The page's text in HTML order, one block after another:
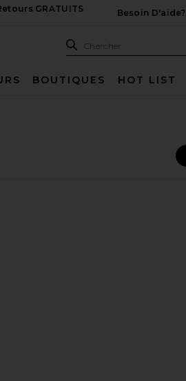
GRATUITS
Besoin D'aide?
Chercher
BOUTIQUES HOT LIST